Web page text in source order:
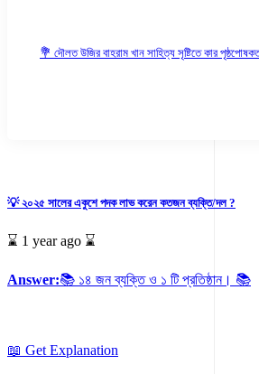
💡 ২০২৫ সালের একুশে পদক লাভ করেন কতজন ব্যক্তি/দল ?
⌛ 1 year ago ⌛
Answer:📚 ১৪ জন ব্যক্তি ও ১ টি প্রতিষ্ঠান। 📚
📖 Get Explanation
💐 দৌলত উজির বাহরাম খান সাহিত্য সৃষ্টিতে কার